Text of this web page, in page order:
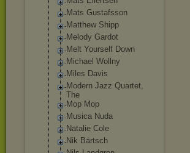
Mats Gustafsson
Matthew Shipp
Melody Gardot
Melt Yourself Down
Michael Wollny
Miles Davis
Modern Jazz Quartet,
The
Mop Mop
Musica Nuda
Natalie Cole
Nik Bärtsch